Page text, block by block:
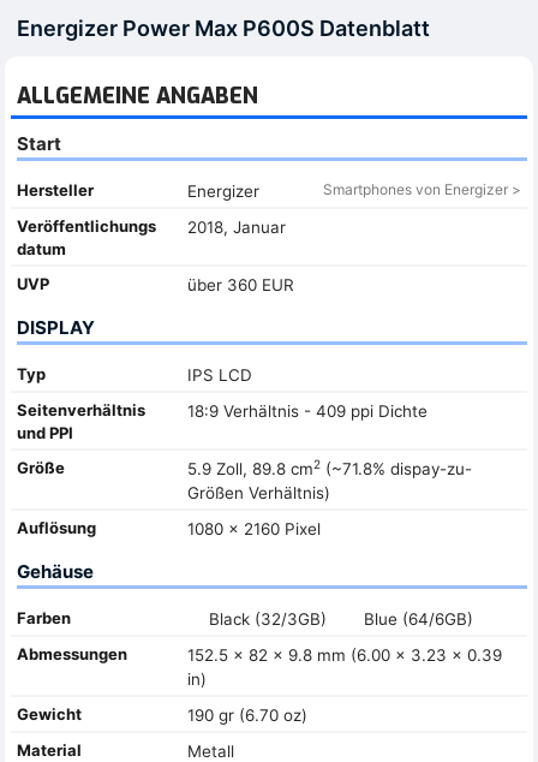
Energizer Power Max P600S Datenblatt
ALLGEMEINE ANGABEN
Start
Hersteller Energizer Smartphones von Energizer >
Veröffentlichungs
datum
2018, Januar
UVP über 360 EUR
DISPLAY
Typ
IPS LCD
Seitenverhältnis
und PPI
18:9 Verhältnis - 409 ppi Dichte
Größe 5.9 Zoll, 89.8 cm2(~71.8% dispay-zu-
Größen Verhältnis)
Auflösung
1080 x 2160 Pixel
Gehäuse
Farben Black (32/3GB)
Blue (64/6GB)
Abmessungen
152.5 x 82 x 9.8 mm (6.00 x 3.23 x 0.39
in)
Gewicht
190 gr (6.70 oz)
Material
Metall